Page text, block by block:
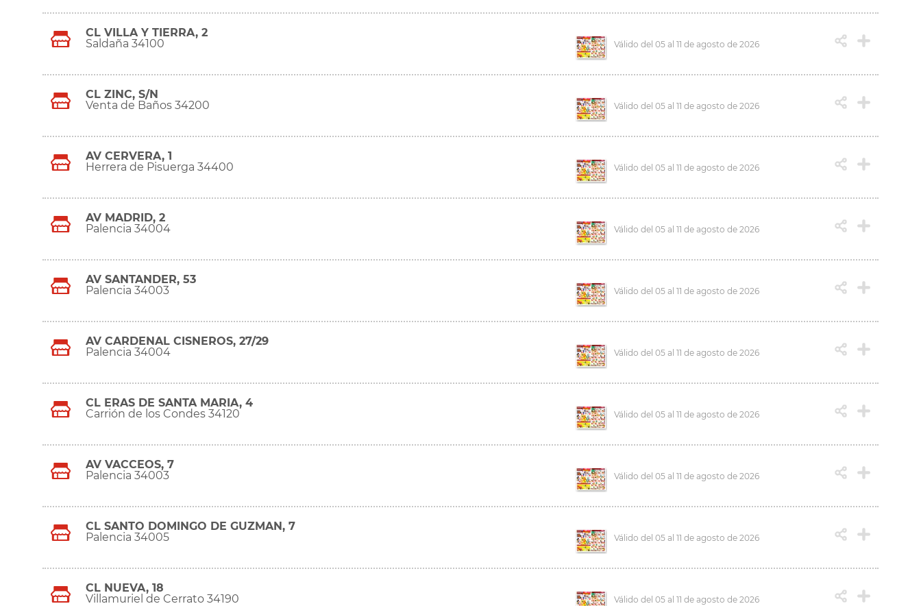
CL VILLA Y TIERRA, 2
Saldaña 34100
Válido del 05 al 11 de agosto de 2026
CL ZINC, S/N
Venta de Baños 34200
Válido del 05 al 11 de agosto de 2026
AV CERVERA, 1
Herrera de Pisuerga 34400
Válido del 05 al 11 de agosto de 2026
AV MADRID, 2
Palencia 34004
Válido del 05 al 11 de agosto de 2026
AV SANTANDER, 53
Palencia 34003
Válido del 05 al 11 de agosto de 2026
AV CARDENAL CISNEROS, 27/29
Palencia 34004
Válido del 05 al 11 de agosto de 2026
CL ERAS DE SANTA MARIA, 4
Carrión de los Condes 34120
Válido del 05 al 11 de agosto de 2026
AV VACCEOS, 7
Palencia 34003
Válido del 05 al 11 de agosto de 2026
CL SANTO DOMINGO DE GUZMAN, 7
Palencia 34005
Válido del 05 al 11 de agosto de 2026
CL NUEVA, 18
Villamuriel de Cerrato 34190
Válido del 05 al 11 de agosto de 2026